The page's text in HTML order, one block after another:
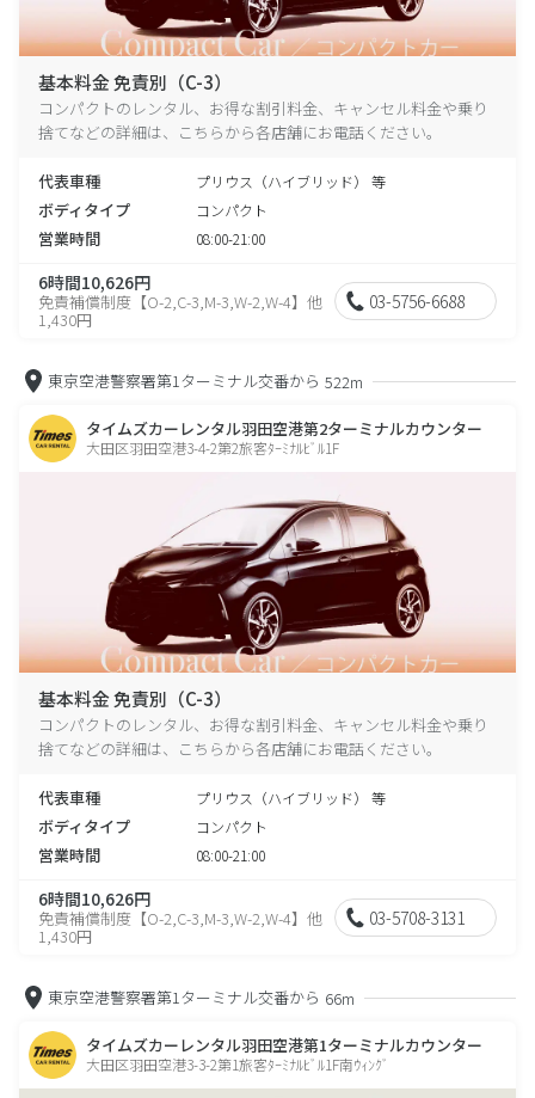
基本料金 免責別（C-3）
コンパクトのレンタル、お得な割引料金、キャンセル料金や乗り
捨てなどの詳細は、こちらから各店舗にお電話ください。
代表車種 プリウス（ハイブリッド） 等
ボディタイプ コンパクト
営業時間 08:00-21:00
6時間10,626円
免責補償制度【O-2,C-3,M-3,W-2,W-4】他
1,430円
03-5756-6688
東京空港警察署第1ターミナル交番から 522m
タイムズカーレンタル羽田空港第2ターミナルカウンター
大田区羽田空港3-4-2第2旅客ﾀｰﾐﾅﾙﾋﾞﾙ1F
基本料金 免責別（C-3）
コンパクトのレンタル、お得な割引料金、キャンセル料金や乗り
捨てなどの詳細は、こちらから各店舗にお電話ください。
代表車種 プリウス（ハイブリッド） 等
ボディタイプ コンパクト
営業時間 08:00-21:00
6時間10,626円
免責補償制度【O-2,C-3,M-3,W-2,W-4】他
1,430円
03-5708-3131
東京空港警察署第1ターミナル交番から 66m
タイムズカーレンタル羽田空港第1ターミナルカウンター
大田区羽田空港3-3-2第1旅客ﾀｰﾐﾅﾙﾋﾞﾙ1F南ｳｨﾝｸﾞ